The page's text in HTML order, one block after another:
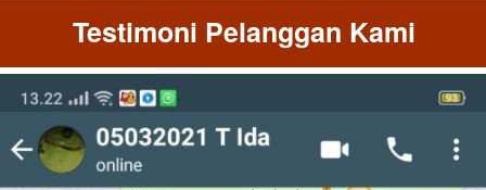
Testimoni Pelanggan Kami